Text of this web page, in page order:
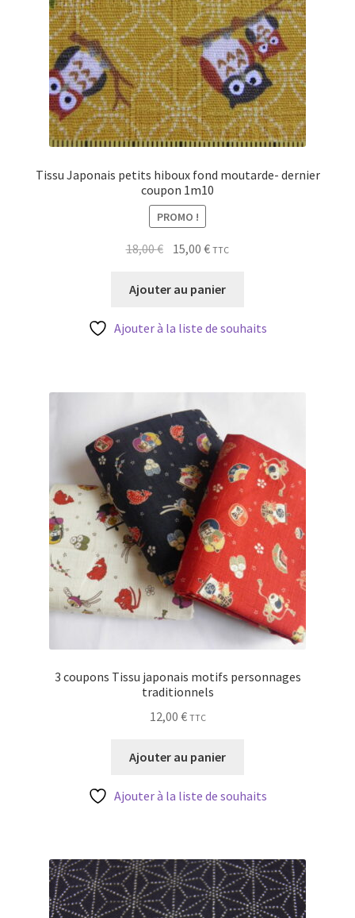
Tissu Japonais petits hiboux fond moutarde- dernier
coupon 1m10
PROMO !
18,00€ Le
initial
18,00 €.
15,00€Le
actuel
15,00 €.
TTC
Ajouter au panier
Ajouter à la liste de souhaits
3 coupons Tissu japonais motifs personnages
traditionnels
12,00 € TTC
Ajouter au panier
Ajouter à la liste de souhaits